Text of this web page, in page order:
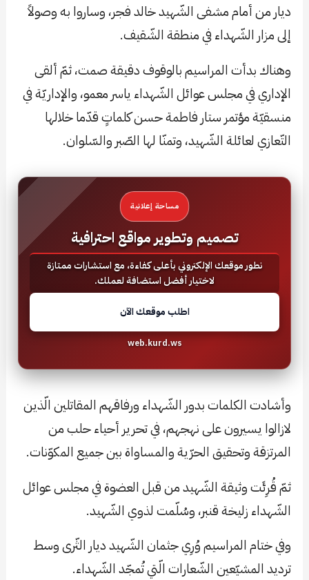
ديار من أمام مشفى الشّهيد خالد فجر، وساروا به وصولاً
إلى مزار الشّهداء في منطقة الشّقيف.
وهناك بدأت المراسيم بالوقوف دقيقة صمت، ثمّ ألقى
الإداري في مجلس عوائل الشّهداء ياسر معمو، والإداريّة في
منسقيّة مؤتمر ستار فاطمة حسن كلماتٍ قدّما خلالها
التّعازي لعائلة الشّهيد، وتمنّا لها الصّبر والسّلوان.
مساحة إعلانية
تصميم وتطوير مواقع احترافية
نطور موقعك الإلكتروني بأعلى كفاءة، مع استشارات ممتازة
لاختيار أفضل استضافة لعملك.
اطلب موقعك الآن
web.kurd.ws
وأشادت الكلمات بدور الشّهداء ورفاقهم المقاتلين الّذين
لازالوا يسيرون على نهجهم، في تحرير أحياء حلب من
المرتزقة وتحقيق الحرّية والمساواة بين جميع المكوّنات.
ثمّ قُرِئَت وثيقة الشّهيد من قبل العضوة في مجلس عوائل
الشّهداء زليخة قنبر، وسُلّمت لذوي الشّهيد.
وفي ختام المراسيم وُرِي جثمان الشّهيد ديار الثّرى وسط
ترديد المشيّعين الشّعارات الّتي تُمجّد الشّهداء.